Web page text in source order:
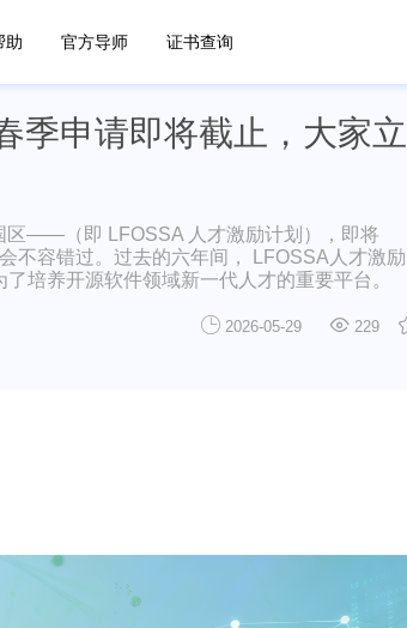
助 官方导师 证书查询
季申请即将截止，大家立
区——（即 LFOSSA 人才激励计划），即将
不容错过。过去的六年间， LFOSSA人才激励
培养开源软件领域新一代人才的重要平台。
2026-05-29 229